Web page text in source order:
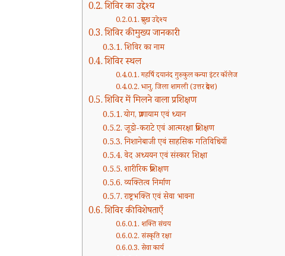
शिविर का उद्देश्य
प्रमुख उद्देश्य
शिविर की मुख्य जानकारी
शिविर का नाम
शिविर स्थल
महर्षि दयानंद गुरुकुल कन्या इंटर कॉलेज
भानु, जिला शामली (उत्तर प्रदेश)
शिविर में मिलने वाला प्रशिक्षण
योग, प्राणायाम एवं ध्यान
जूडो-कराटे एवं आत्मरक्षा प्रशिक्षण
निशानेबाजी एवं साहसिक गतिविधियाँ
वेद अध्ययन एवं संस्कार शिक्षा
शारीरिक प्रशिक्षण
व्यक्तित्व निर्माण
राष्ट्रभक्ति एवं सेवा भावना
शिविर की विशेषताएँ
शक्ति संचय
संस्कृति रक्षा
सेवा कार्य